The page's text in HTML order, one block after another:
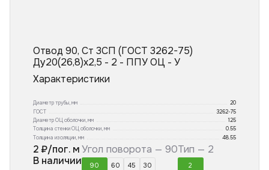
Отвод 90, Ст 3СП (ГОСТ 3262-75)
Ду20(26,8)x2,5 - 2 - ППУ ОЦ - У
Характеристики
Диаметр трубы, мм
20
ГОСТ
3262-75
Диаметр ОЦ оболочки, мм
125
Толщина стенки ОЦ оболочки, мм
0.55
Толщина изоляции, мм
48.55
2₽/пог. м
В наличии
Угол поворота — 90
90 60 45 30
Тип — 2
2